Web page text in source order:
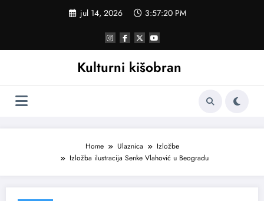
jul 14, 2026 3:57:21 PM
Kulturni kišobran
Home Ulaznica
Izložbe
Izložba ilustracija Senke Vlahović u Beogradu